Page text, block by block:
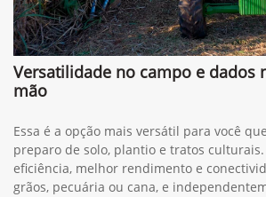
Versatilidade no campo e dados
mão
Essa é a opção mais versátil para você
preparo de solo, plantio e tratos culturais.
eficiência, melhor rendimento e
grãos, pecuária ou cana, e